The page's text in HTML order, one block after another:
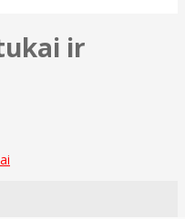
ir